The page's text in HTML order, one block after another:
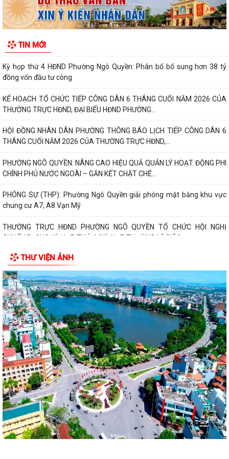
TIN MỚI
HỘI ĐỒNG NHÂN DÂN PHƯỜNG NGÔ QUYỀN THÔNG BÁO KẾT QUẢ KỲ
HỌP THỨ 4, KHÓA II, NHIỆM KỲ 2026 - 2031
CÓ LIÊN QUAN THUÊ NHÀ, ĐẤT LÀ TÀI SẢN...
Kỳ họp thứ 4 HĐND Phường Ngô Quyền: Phân bổ bổ sung hơn 38 tỷ
đồng vốn đầu tư công
KẾ HOẠCH TỔ CHỨC TIẾP CÔNG DÂN 6 THÁNG CUỐI NĂM 2026 CỦA
THƯỜNG TRỰC HĐND, ĐẠI BIỂU HĐND PHƯỜNG...
HỘI ĐỒNG NHÂN DÂN PHƯỜNG THÔNG BÁO LỊCH TIẾP CÔNG DÂN 6
THÁNG CUỐI NĂM 2026 CỦA THƯỜNG TRỰC HĐND,...
PHƯỜNG NGÔ QUYỀN: NÂNG CAO HIỆU QUẢ QUẢN LÝ HOẠT ĐỘNG PHI
CHÍNH PHỦ NƯỚC NGOÀI – GẮN KẾT CHẶT CHẼ...
PHÓNG SỰ (THP): Phường Ngô Quyền giải phóng mặt bằng khu vực
chung cư A7, A8 Vạn Mỹ
THƯỜNG TRỰC HĐND PHƯỜNG NGÔ QUYỀN TỔ CHỨC HỘI NGHỊ
CHUẨN BỊ CHO KỲ HỌP THỨ 4 (KỲ HỌP THƯỜNG LỆ GIỮA...
ỦY BAN NHÂN DÂN PHƯỜNG NGÔ QUYỀN TỔ CHỨC GIAO BAN ỦY
VIÊN UBND, ĐÁNH GIÁ KẾT QUẢ THỰC HIỆN NHIỆM VỤ...
Công an Phường Ngô Quyền tổ chức Lễ chào cờ tháng 7, kết hợp đánh
giá kết quả công tác 6 tháng và...
PHƯỜNG NGÔ QUYỀN TỔ CHỨC LỄ CHÀO CỜ VÀ SINH HOẠT DƯỚI CỜ
THÁNG 7/2026: QUYẾT TÂM HOÀN THÀNH XUẤT...
Chủ động kiểm tra, triển khai các biện pháp ứng phó với bão số 1 và
mưa lớn sau bão
PHƯỜNG NGÔ QUYỀN ĐẢM BẢO AN TOÀN CHO NHÂN DÂN, TRIỂN
KHAI PHÁ DỠ CHUNG CƯ CŨ NGUY HIỂM A7, A8 VẠN MỸ
Đại biểu HĐND thành phố tiếp xúc cử tri chuẩn bị kỳ họp thường lệ giữa
năm 2026
THƯ VIỆN ẢNH